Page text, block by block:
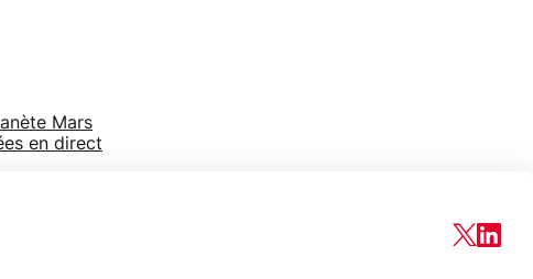
Mars
en direct